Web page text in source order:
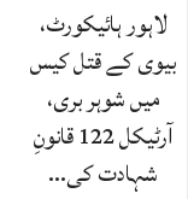
لاہور ہائیکورٹ،
بیوی کے قتل کیس
میں شوہر بری،
آرٹیکل 122 قانونِ
شہادت کی…